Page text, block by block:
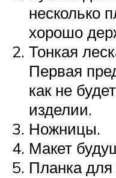
несколько
хорошо
Тонкая
Первая
как не
изделии.
Ножницы.
Макет
Планка для